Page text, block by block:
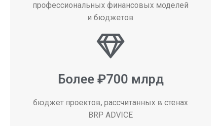
профессиональных финансовых моделей
и бюджетов
Более ₽700 млрд
бюджет проектов, рассчитанных в стенах
BRP ADVICE